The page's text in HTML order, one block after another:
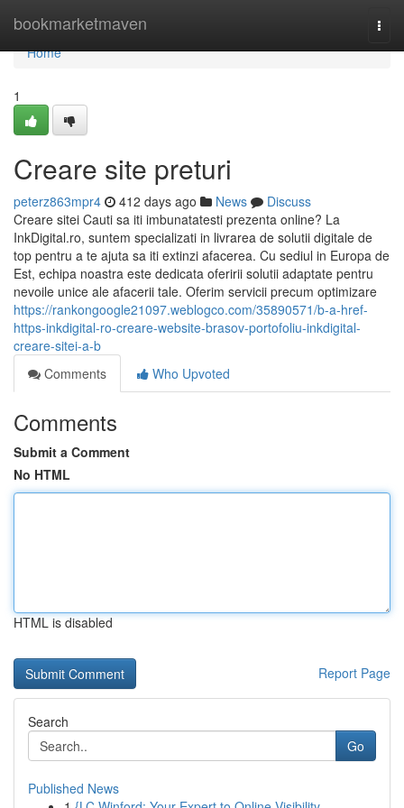
bookmarketmaven
Home
Home
1
Creare site preturi
peterz863mpr4 412 days ago News
Discuss
Creare sitei Cauti sa iti imbunatatesti prezenta online? La
InkDigital.ro, suntem specializati in livrarea de solutii digitale de
top pentru a te ajuta sa iti extinzi afacerea. Cu sediul in Europa de
Est, echipa noastra este dedicata oferirii solutii adaptate pentru
nevoile unice ale afacerii tale. Oferim servicii precum optimizare
https://rankongoogle21097.weblogco.com/35890571/b-a-href-
https-inkdigital-ro-creare-website-brasov-portofoliu-inkdigital-
creare-sitei-a-b
Comments
Who Upvoted
Comments
Submit a Comment
No HTML
HTML is disabled
Report Page
Search
Go
Published News